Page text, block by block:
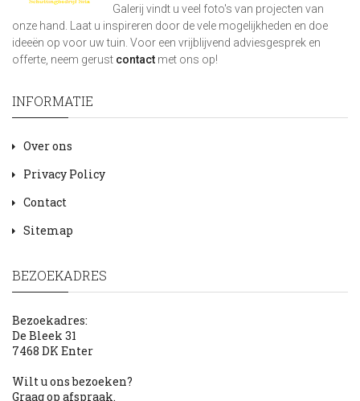
Galerij vindt u veel foto's van projecten van
onze hand. Laat u inspireren door de vele mogelijkheden en doe
ideeën op voor uw tuin. Voor een vrijblijvend adviesgesprek en
offerte, neem gerust contact met ons op!
INFORMATIE
Over ons
Privacy Policy
Contact
Sitemap
BEZOEKADRES
Bezoekadres:
De Bleek 31
7468 DK Enter
Wilt u ons bezoeken?
Graag op afspraak.